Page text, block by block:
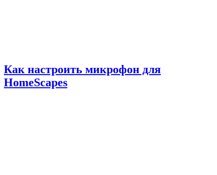
Как настроить микрофон для
HomeScapes